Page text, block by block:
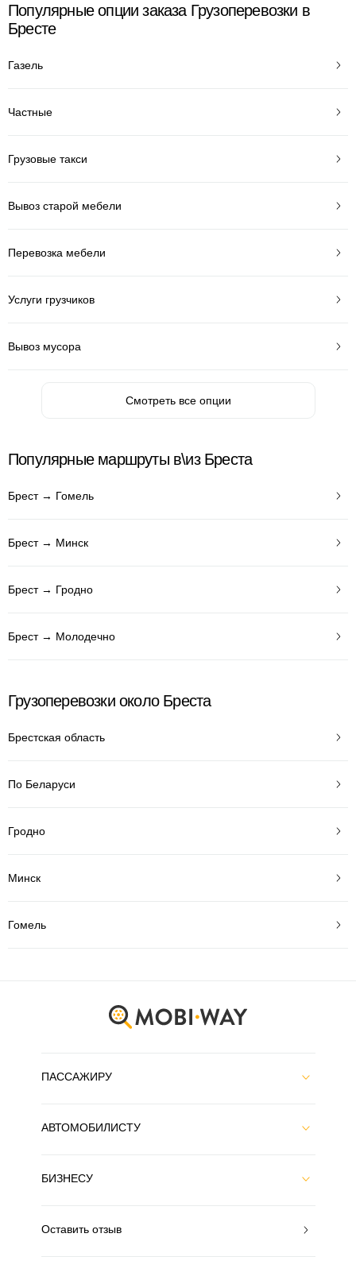
Популярные опции заказа Грузоперевозки в
Бресте
Газель
Частные
Грузовые такси
Вывоз старой мебели
Перевозка мебели
Услуги грузчиков
Вывоз мусора
Смотреть все опции
Популярные маршруты в\из Бреста
Брест → Гомель
Брест → Минск
Брест → Гродно
Брест → Молодечно
Грузоперевозки около Бреста
Брестская область
По Беларуси
Гродно
Минск
Гомель
ПАССАЖИРУ
АВТОМОБИЛИСТУ
БИЗНЕСУ
Оставить отзыв